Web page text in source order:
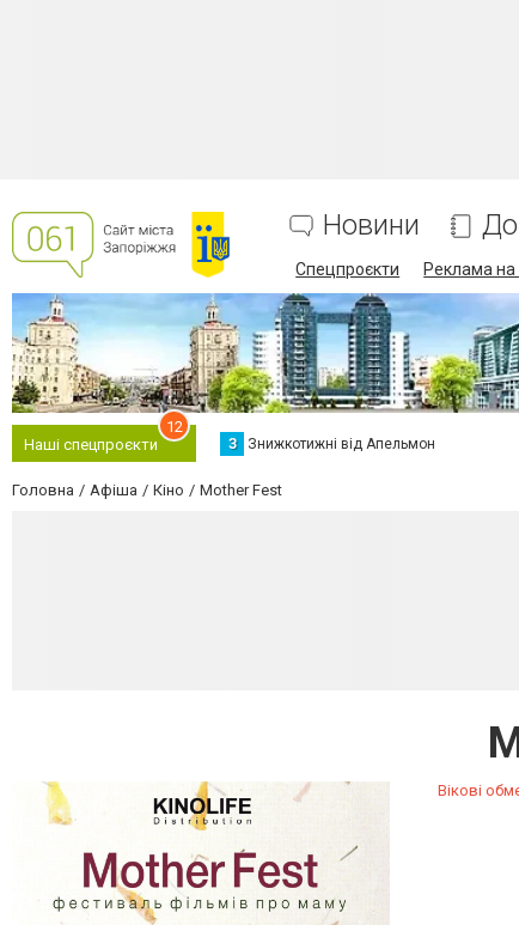
Новини
Спецпроєкти Реклама на
Наші спецпроєкти
12
З Знижкотижні від Апельмон
Головна Афіша Кіно Mother Fest
Вікові